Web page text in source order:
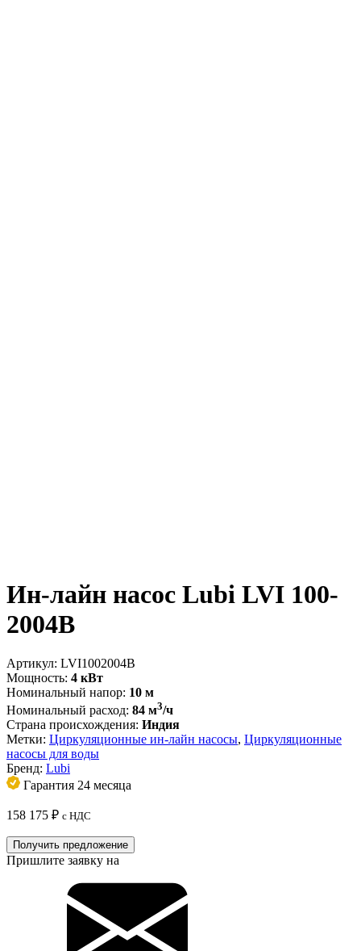
Ин-лайн насос Lubi LVI 100-
2004B
Артикул: LVI1002004B
Мощность: 4 кВт
Номинальный напор: 10 м
Номинальный расход: 84 м3/ч
Страна происхождения: Индия
Метки: Циркуляционные ин-лайн насосы, Циркуляционные
насосы для воды
Бренд: Lubi
Гарантия 24 месяца
158 175 ₽ с НДС
Получить предложение
Пришлите заявку на